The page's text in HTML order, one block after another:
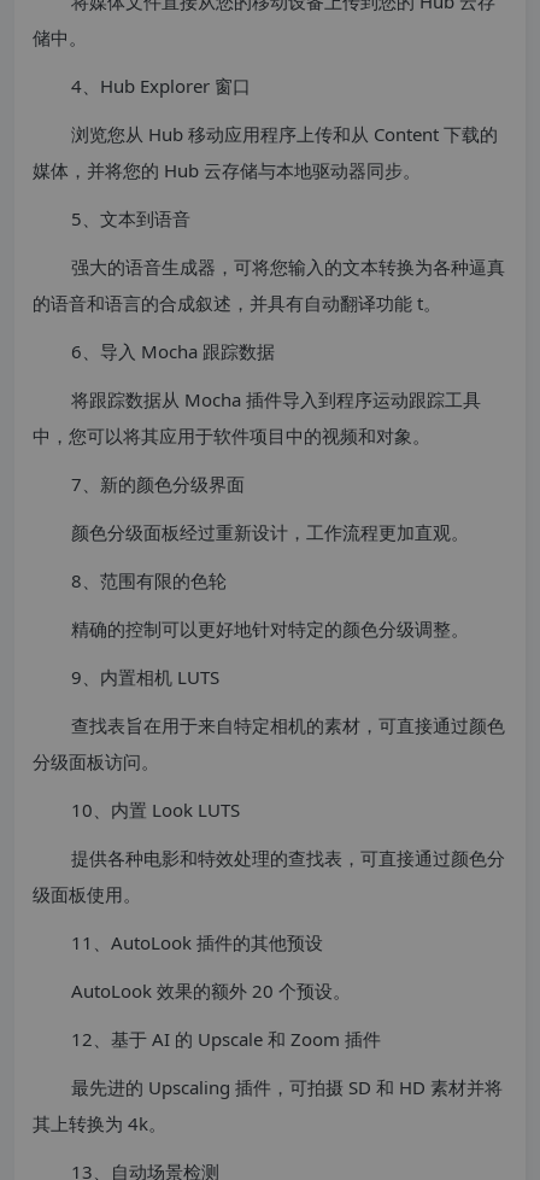
储中。
4、Hub Explorer 窗口
浏览您从 Hub 移动应用程序上传和从 Content 下载的
媒体，并将您的 Hub 云存储与本地驱动器同步。
5、文本到语音
强大的语音生成器，可将您输入的文本转换为各种逼真
的语音和语言的合成叙述，并具有自动翻译功能 t。
6、导入 Mocha 跟踪数据
将跟踪数据从 Mocha 插件导入到程序运动跟踪工具
中，您可以将其应用于软件项目中的视频和对象。
7、新的颜色分级界面
颜色分级面板经过重新设计，工作流程更加直观。
8、范围有限的色轮
精确的控制可以更好地针对特定的颜色分级调整。
9、内置相机 LUTS
查找表旨在用于来自特定相机的素材，可直接通过颜色
分级面板访问。
10、内置 Look LUTS
提供各种电影和特效处理的查找表，可直接通过颜色分
级面板使用。
11、AutoLook 插件的其他预设
AutoLook 效果的额外 20 个预设。
12、基于 AI 的 Upscale 和 Zoom 插件
最先进的 Upscaling 插件，可拍摄 SD 和 HD 素材并将
其上转换为 4k。
13、自动场景检测